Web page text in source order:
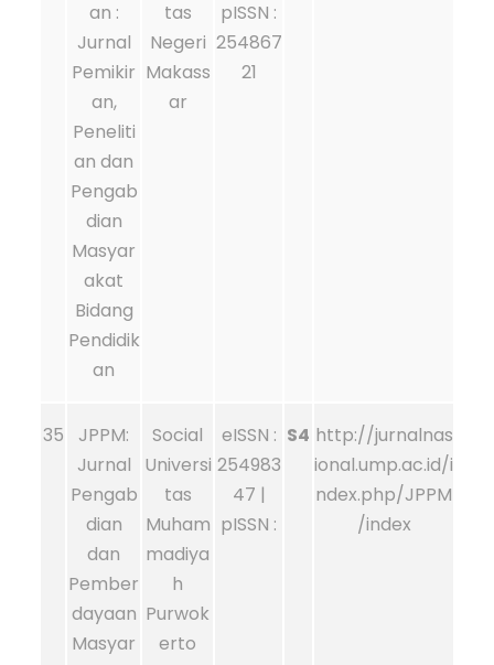
an :
Jurnal
Pemikir
an,
Peneliti
an dan
Pengab
dian
Masyar
akat
Bidang
Pendidik
an
tas
Negeri
Makass
ar
pISSN :
254867
21
35
JPPM:
Jurnal
Pengab
dian
dan
Pember
dayaan
Masyar
Social
Universi
tas
Muham
madiya
h
Purwok
erto
eISSN :
254983
47 |
pISSN :
S4 http://jurnalnas
ional.ump.ac.id/i
ndex.php/JPPM
/index